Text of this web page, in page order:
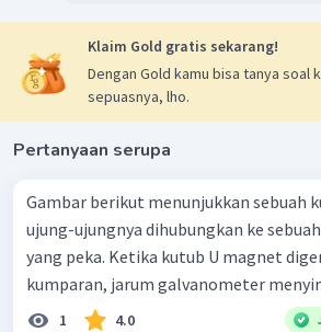
Klaim Gold gratis sekarang!
Dengan Gold kamu bisa tanya soal
sepuasnya, lho.
Pertanyaan serupa
Gambar berikut menunjukkan sebuah
ujung-ujungnya dihubungkan ke
yang peka. Ketika kutub U magnet
kumparan, jarum galvanometer
1 4.0